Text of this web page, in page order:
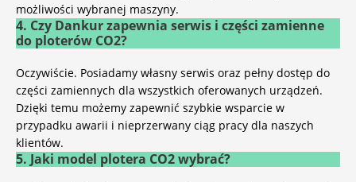
możliwości wybranej maszyny.
4. Czy Dankur zapewnia serwis i części zamienne
do ploterów CO2?
Oczywiście. Posiadamy własny serwis oraz pełny dostęp do
części zamiennych dla wszystkich oferowanych urządzeń.
Dzięki temu możemy zapewnić szybkie wsparcie w
przypadku awarii i nieprzerwany ciąg pracy dla naszych
klientów.
5. Jaki model plotera CO2 wybrać?